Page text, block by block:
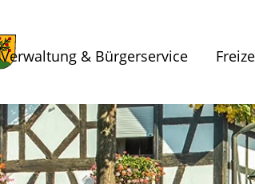
Verwaltung & Bürgerservice